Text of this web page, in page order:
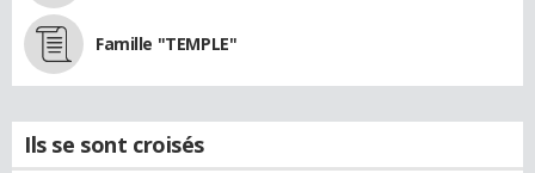
Famille "TEMPLE"
Ils se sont croisés